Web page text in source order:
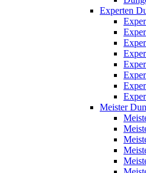
Experten
Meister